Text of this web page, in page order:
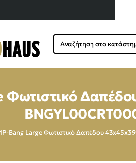
Αναζήτηση
στο
Φωτιστικό
Bang Large Φωτιστικό Δαπέδου